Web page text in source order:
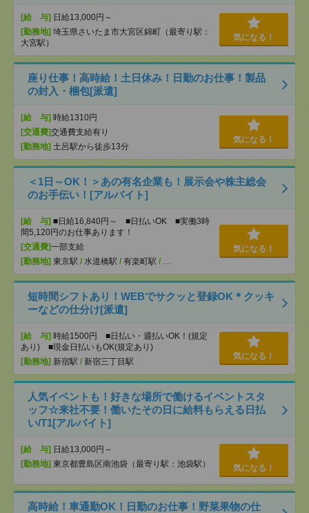
[給 与] 日給13,000円～
[勤務地] 埼玉県さいたま市大宮区錦町（最寄り駅：
大宮駅）
気になる！
座り仕事！高時給！土日休み！日勤のお仕事！製品
の封入・梱包[派遣]
[給 与] 時給1310円
[交通費]交通費支給有り
[勤務地] 土呂駅から徒歩13分
気になる！
＜1日～OK！＞あの有名企業も！展示会や株主総会
のお手伝い！[アルバイト]
[給 与] ■日給16,840円～ ■日払いOK ■実働3時
間5,120円のお仕事あります！
[交通費]一部支給
[勤務地] 東京駅 / 水道橋駅 / 有楽町駅 / …
気になる！
短時間シフトあり！WEBでサクッと登録OK＊クッキ
ーなどの仕分け[派遣]
[給 与] 時給1500円 ■日払い・週払いOK！(規定
あり) ■現金日払いもOK(規定あり)
[勤務地] 新宿駅 / 新宿三丁目駅
気になる！
人気イベントも！好きな場所で働けるイベントスタ
ッフ☆来社不要！働いたその日に給料もらえる日払
い/T1[アルバイト]
[給 与] 日給13,000円～
[勤務地] 東京都豊島区南池袋（最寄り駅：池袋駅） 気になる！
高時給！車通勤OK！日勤のお仕事！野菜果物の仕